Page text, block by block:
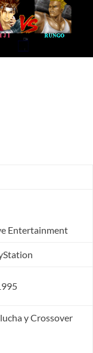
Entertainment
y Crossover